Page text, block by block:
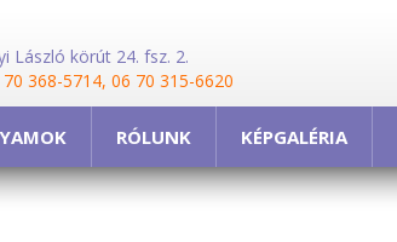
RÓLUNK KÉPGALÉRIA
László körút 24. fsz. 2.
368-5714, 06 70 315-6620